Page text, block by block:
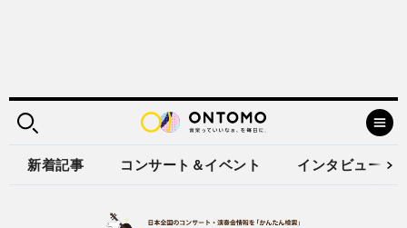
新着記事 コンサート＆イベント インタビュー